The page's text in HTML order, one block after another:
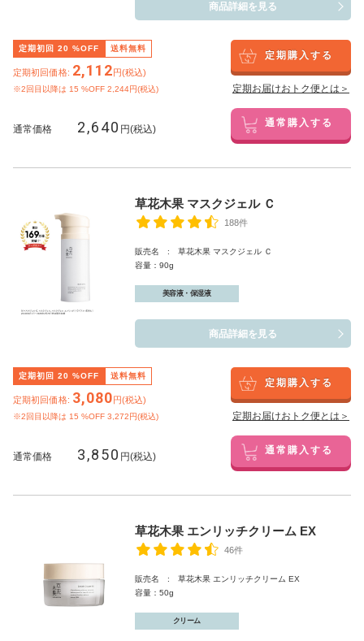
商品詳細を見る
定期初回 20 %OFF 送料無料
定期初回価格: 2,112円(税込)
※2回目以降は 15 %OFF 2,244円(税込)
定期購入する
定期お届けおトク便とは＞
通常価格 2,640 円(税込) 通常購入する
草花木果 マスクジェル Ｃ
188件
販売名 : 草花木果 マスクジェル Ｃ
容量：90g
美容液・保湿液
商品詳細を見る
定期初回 20 %OFF 送料無料
定期初回価格: 3,080円(税込)
※2回目以降は 15 %OFF 3,272円(税込)
定期購入する
定期お届けおトク便とは＞
通常価格 3,850 円(税込) 通常購入する
草花木果 エンリッチクリーム EX
46件
販売名 : 草花木果 エンリッチクリーム EX
容量：50g
クリーム